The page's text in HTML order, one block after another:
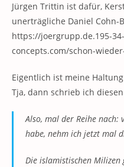
Jürgen Trittin ist dafür,
unerträgliche Daniel Cohn-
https://joergrupp.de.195-
concepts.com/schon-
Eigentlich ist meine
Tja, dann schrieb ich
Also, mal der Reihe nach:
habe, nehm ich jetzt mal
Die islamistischen